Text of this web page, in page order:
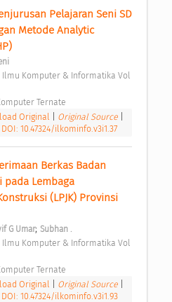
Pelajaran Seni SD
Metode Analytic
Ternate
Original Original Source
DOI: 10.47324/ilkominfo.v3i1.37
Berkas Badan
pada Lembaga
(LPJK) Provinsi
G Umar; Subhan .
Ternate
Original Original Source
DOI: 10.47324/ilkominfo.v3i1.93